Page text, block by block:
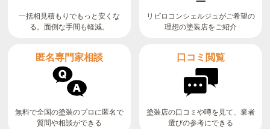
一括相見積もりでもっと安くな
る。面倒な手間も軽減。
リビロコンシェルジュがご希望の
理想の塗装店をご紹介
匿名専門家相談
無料で全国の塗装のプロに匿名で
質問や相談ができる
口コミ閲覧
塗装店の口コミや噂を見て、業者
選びの参考にできる